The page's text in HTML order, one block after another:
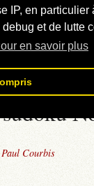
IP, en particulier
et de lutte
en savoir plus
Paul Courbis